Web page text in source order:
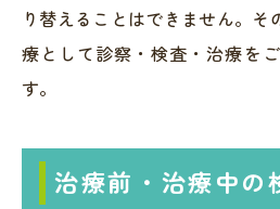
り替えることはできません。
療として診察・検査・治療を
す。
治療前・治療中の